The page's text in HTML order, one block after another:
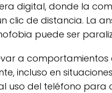
digital, donde la
clic de distancia. La
puede ser
a
incluso en
uso del teléfono para